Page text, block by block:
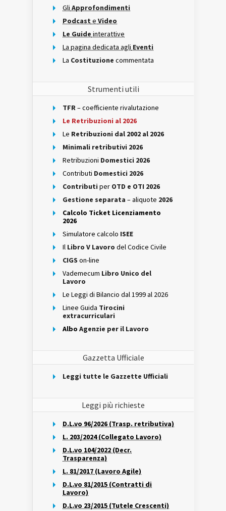
Gli Approfondimenti
Podcast e Video
Le Guide interattive
La pagina dedicata agli Eventi
La Costituzione commentata
Strumenti utili
TFR– coefficiente rivalutazione
Le Retribuzioni al 2026
Le Retribuzioni dal 2002 al 2026
Minimali retributivi 2026
Retribuzioni Domestici 2026
Contributi Domestici 2026
Contributi per OTD e OTI 2026
Gestione separata – aliquote 2026
Calcolo Ticket Licenziamento
2026
Simulatore calcolo ISEE
Il Libro V Lavoro del Codice Civile
CIGS on-line
Vademecum Libro Unico del
Lavoro
Le Leggi di Bilancio dal 1999 al 2026
Linee Guida Tirocini
extracurriculari
Albo Agenzie per il Lavoro
Gazzetta Ufficiale
Leggi tutte le Gazzette Ufficiali
Leggi più richieste
D.L.vo 96/2026 (Trasp. retributiva)
L. 203/2024 (Collegato Lavoro)
D.L.vo 104/2022 (Decr.
Trasparenza)
L. 81/2017 (Lavoro Agile)
D.L.vo 81/2015 (Contratti di
Lavoro)
D.L.vo 23/2015 (Tutele Crescenti)